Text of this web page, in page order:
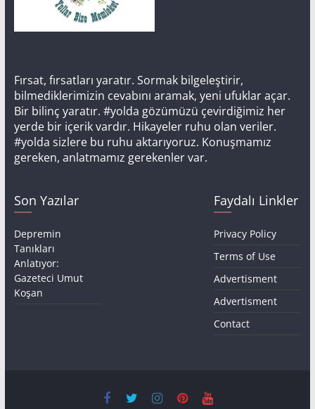
Fırsat, fırsatları yaratır. Sormak bilgeleştirir,
bilmediklerimizin cevabını aramak, yeni ufuklar açar.
Bir bilinç yaratır. #yolda gözümüzü çevirdiğimiz her
yerde bir içerik vardır. Hikayeler ruhu olan veriler.
#yolda sizlere bu ruhu aktarıyoruz. Konuşmamız
gereken, anlatmamız gerekenler var.
Son Yazılar
Depremin
Tanıkları
Anlatıyor:
Gazeteci Umut
Koşan
Faydalı Linkler
Privacy Policy
Terms of Use
Advertisment
Advertisment
Contact